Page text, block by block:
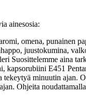
ainesosia:
omena,
juustokumina,
aina
E451
minuutin ajan.
Ohjeita